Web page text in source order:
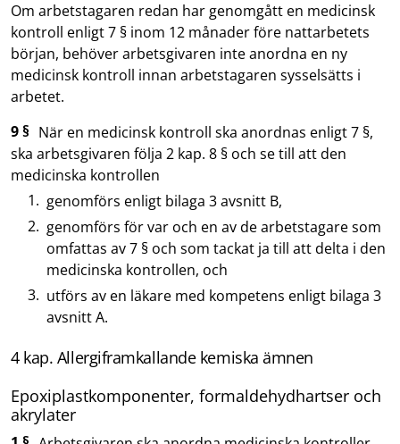
Om arbetstagaren redan har genomgått en medicinsk
kontroll enligt 7 § inom 12 månader före nattarbetets
början, behöver arbetsgivaren inte anordna en ny
medicinsk kontroll innan arbetstagaren sysselsätts i
arbetet.
9 § När en medicinsk kontroll ska anordnas enligt 7 §,
ska arbetsgivaren följa 2 kap. 8 § och se till att den
medicinska kontrollen
genomförs enligt bilaga 3 avsnitt B,
genomförs för var och en av de arbetstagare som
omfattas av 7 § och som tackat ja till att delta i den
medicinska kontrollen, och
utförs av en läkare med kompetens enligt bilaga 3
avsnitt A.
4 kap. Allergiframkallande kemiska ämnen
Epoxiplastkomponenter, formaldehydhartser och
akrylater